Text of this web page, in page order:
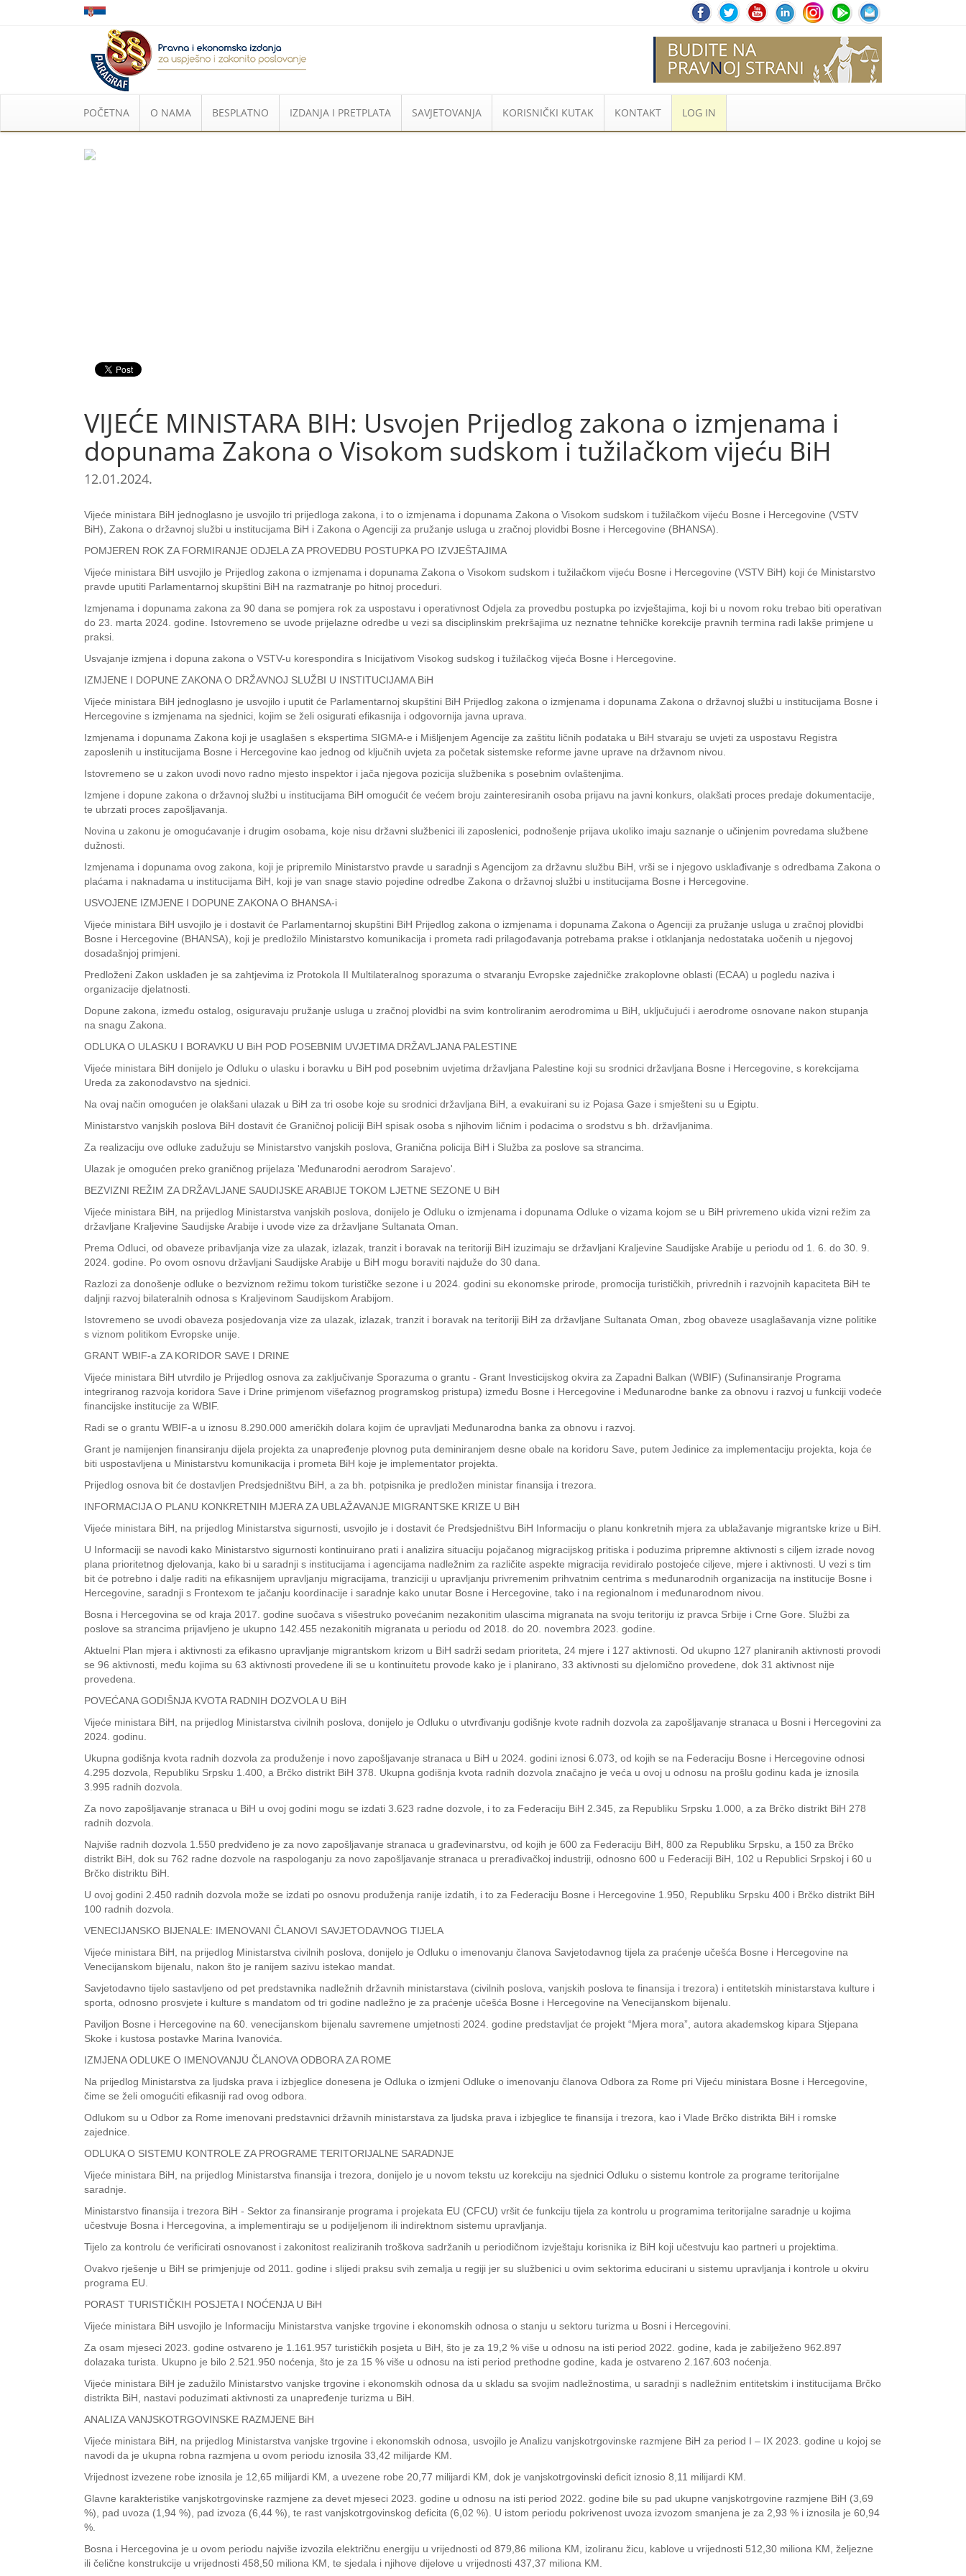
POČETNA O NAMA BESPLATNO IZDANJA I PRETPLATA SAVJETOVANJA KORISNIČKI KUTAK KONTAKT LOG IN
VIJEĆE MINISTARA BIH: Usvojen Prijedlog zakona o izmjenama i
dopunama Zakona o Visokom sudskom i tužilačkom vijeću BiH
12.01.2024.
Vijeće ministara BiH jednoglasno je usvojilo tri prijedloga zakona, i to o izmjenama i dopunama Zakona o Visokom sudskom i tužilačkom vijeću Bosne i Hercegovine (VSTV
BiH), Zakona o državnoj službi u institucijama BiH i Zakona o Agenciji za pružanje usluga u zračnoj plovidbi Bosne i Hercegovine (BHANSA).
POMJEREN ROK ZA FORMIRANJE ODJELA ZA PROVEDBU POSTUPKA РО IZVJEŠTAJIMA
Vijeće ministara BiH usvojilo je Prijedlog zakona o izmjenama i dopunama Zakona o Visokom sudskom i tužilačkom vijeću Bosne i Hercegovine (VSTV BiH) koji će Ministarstvo
pravde uputiti Parlamentarnoj skupštini BiH na razmatranje po hitnoj proceduri.
Izmjenama i dopunama zakona za 90 dana se pomjera rok za uspostavu i operativnost Odjela za provedbu postupka ро izvještajima, koji bi u novom roku trebao biti operativan
do 23. marta 2024. godine. Istovremeno se uvode prijelazne odredbe u vezi sa disciplinskim prekršajima uz neznatne tehničke korekcije pravnih termina radi lakše primjene u
praksi.
Usvajanje izmjena i dopuna zakona o VSTV-u korespondira s Inicijativom Visokog sudskog i tužilačkog vijeća Bosne i Hercegovine.
IZMJENE I DOPUNE ZAKONA O DRŽAVNOJ SLUŽBI U INSTITUCIJAMA BiH
Vijeće ministara BiH jednoglasno je usvojilo i uputit će Parlamentarnoj skupštini BiH Prijedlog zakona o izmjenama i dopunama Zakona o državnoj službi u institucijama Bosne i
Hercegovine s izmjenama na sjednici, kojim se želi osigurati efikasnija i odgovornija javna uprava.
Izmjenama i dopunama Zakona koji je usaglašen s ekspertima SIGMA-e i Mišljenjem Agencije za zaštitu ličnih podataka u BiH stvaraju se uvjeti za uspostavu Registra
zaposlenih u institucijama Bosne i Hercegovine kao jednog od ključnih uvjeta za početak sistemske reforme javne uprave na državnom nivou.
Istovremeno se u zakon uvodi novo radno mjesto inspektor i jača njegova pozicija službenika s posebnim ovlaštenjima.
Izmjene i dopune zakona o državnoj službi u institucijama BiH omogućit će većem broju zainteresiranih osoba prijavu na javni konkurs, olakšati proces predaje dokumentacije,
te ubrzati proces zapošljavanja.
Novina u zakonu je omogućavanje i drugim osobama, koje nisu državni službenici ili zaposlenici, podnošenje prijava ukoliko imaju saznanje о učinjenim povredama službene
dužnosti.
Izmjenama i dopunama ovog zakona, koji je pripremilo Ministarstvo pravde u saradnji s Agencijom za državnu službu BiH, vrši se i njegovo usklađivanje s odredbama Zakona о
plaćama i naknadama u institucijama BiH, koji je van snage stavio pojedine odredbe Zakona o državnoj službi u institucijama Bosne i Hercegovine.
USVOJENE IZMJENE I DOPUNE ZAKONA O BHANSA-i
Vijeće ministara BiH usvojilo je i dostavit će Parlamentarnoj skupštini BiH Prijedlog zakona o izmjenama i dopunama Zakona o Agenciji za pružanje usluga u zračnoj plovidbi
Bosne i Hercegovine (BHANSA), koji je predložilo Ministarstvo komunikacija i prometa radi prilagođavanja potrebama prakse i otklanjanja nedostataka uočenih u njegovoj
dosadašnjoj primjeni.
Predloženi Zakon usklađen je sa zahtjevima iz Protokola II Multilateralnog sporazuma o stvaranju Evropske zajedničke zrakoplovne oblasti (ECAA) u pogledu naziva i
organizacije djelatnosti.
Dopune zakona, između ostalog, osiguravaju pružanje usluga u zračnoj plovidbi na svim kontroliranim aerodromima u BiH, uključujući i aerodrome osnovane nakon stupanja
na snagu Zakona.
ODLUKA O ULASKU I BORAVKU U BiH POD POSEBNIM UVJETIMA DRŽAVLJANA PALESTINE
Vijeće ministara BiH donijelo je Odluku o ulasku i boravku u BiH pod posebnim uvjetima državljana Palestine koji su srodnici državljana Bosne i Hercegovine, s korekcijama
Ureda za zakonodavstvo na sjednici.
Na ovaj način omogućen je olakšani ulazak u BiH za tri osobe koje su srodnici državljana BiH, a evakuirani su iz Pojasa Gaze i smješteni su u Egiptu.
Ministarstvo vanjskih poslova BiH dostavit će Graničnoj policiji BiH spisak osoba s njihovim ličnim i podacima o srodstvu s bh. državljanima.
Za realizaciju ove odluke zadužuju se Ministarstvo vanjskih poslova, Granična policija BiH i Služba za poslove sa strancima.
Ulazak je omogućen preko graničnog prijelaza 'Međunarodni aerodrom Sarajevo'.
BEZVIZNI REŽIM ZA DRŽAVLJANE SAUDIJSKE ARABIJE TOKOM LJETNE SEZONE U BiH
Vijeće ministara BiH, na prijedlog Ministarstva vanjskih poslova, donijelo je Odluku o izmjenama i dopunama Odluke o vizama kojom se u BiH privremeno ukida vizni režim za
državljane Kraljevine Saudijske Arabije i uvode vize za državljane Sultanata Oman.
Prema Odluci, od obaveze pribavljanja vize za ulazak, izlazak, tranzit i boravak nа teritoriji BiH izuzimaju se državljani Kraljevine Saudijske Arabije u periodu od 1. 6. do 30. 9.
2024. godine. Po ovom osnovu državljani Saudijske Arabije u BiH mogu boraviti najduže do 30 dana.
Razlozi za donošenje odluke o bezviznom režimu tokom turističke sezone i u 2024. godini su ekonomske prirode, promocija turističkih, privrednih i razvojnih kapaciteta BiH te
daljnji razvoj bilateralnih odnosa s Kraljevinom Saudijskom Arabijom.
Istovremeno se uvodi obaveza posjedovanja vize zа ulazak, izlazak, tranzit i boravak na teritoriji BiH za državljane Sultanata Oman, zbog obaveze usaglašavanja vizne politike
s viznom politikom Evropske unije.
GRANT WBIF-a ZA KORIDOR SAVE I DRINE
Vijeće ministara BiH utvrdilo je Prijedlog osnova za zaključivanje Sporazuma o grantu - Grant Investicijskog okvira za Zapadni Balkan (WBIF) (Sufinansiranje Programa
integriranog razvoja koridora Save i Drine primjenom višefaznog programskog pristupa) između Bosne i Hercegovine i Međunarodne banke za obnovu i razvoj u funkciji vodeće
financijske institucije za WBIF.
Radi se o grantu WBIF-a u iznosu 8.290.000 američkih dolara kojim ćе upravljati Međunarodna banka za obnovu i razvoj.
Grant je namijenjen finansiranju dijela projekta za unapređenje plovnog puta deminiranjem desne obale na koridoru Save, putem Jedinice za implementaciju projekta, koja će
biti uspostavljena u Ministarstvu komunikacija i prometa BiH koje je implementator projekta.
Prijedlog osnova bit će dostavljen Predsjedništvu BiH, a za bh. potpisnika je predložen ministar finansija i trezora.
INFORMACIJA O PLANU KONKRETNIH MJERA ZA UBLAŽAVANJE MIGRANTSKE KRIZE U BiH
Vijeće ministara BiH, na prijedlog Ministarstva sigurnosti, usvojilo je i dostavit će Predsjedništvu BiH Informaciju o planu konkretnih mjera za ublažavanje migrantske krize u BiH.
U Informaciji se navodi kako Ministarstvo sigurnosti kontinuirano prati i analizira situaciju pojačanog migracijskog pritiska i poduzima pripremne aktivnosti s ciljem izrade novog
plana prioritetnog djelovanja, kako bi u saradnji s institucijama i agencijama nadležnim za različite aspekte migracija revidiralo postojeće ciljeve, mjere i aktivnosti. U vezi s tim
bit ćе potrebno i dalje raditi na efikasnijem upravljanju migracijama, tranziciji u upravljanju privremenim prihvatnim centrima s međunarodnih organizacija na institucije Bosne i
Hercegovine, saradnji s Frontexom te jačanju koordinacije i saradnje kako unutar Bosne i Hercegovine, tako i na regionalnom i međunarodnom nivou.
Bosna i Hercegovina se od kraja 2017. godine suočava s višestruko povećanim nezakonitim ulascima migranata na svoju teritoriju iz pravca Srbije i Crne Gore. Službi za
poslove sa strancima prijavljeno je ukupno 142.455 nezakonitih migranata u periodu od 2018. do 20. novembra 2023. godine.
Aktuelni Plan mjera i aktivnosti za efikasno upravljanje migrantskom krizom u BiH sadrži sedam prioriteta, 24 mjere i 127 aktivnosti. Od ukupno 127 planiranih aktivnosti provodi
se 96 aktivnosti, među kojima su 63 aktivnosti provedene ili se u kontinuitetu provode kako je i planirano, 33 aktivnosti su djelomično provedene, dok 31 aktivnost nije
provedena.
POVEĆANA GODIŠNJA KVOTA RADNIH DOZVOLA U BiH
Vijeće ministara BiH, na prijedlog Ministarstva civilnih poslova, donijelo je Odluku o utvrđivanju godišnje kvote radnih dozvola za zapošljavanje stranaca u Bosni i Hercegovini za
2024. godinu.
Ukupna godišnja kvota radnih dozvola za produženje i novo zapošljavanje stranaca u BiH u 2024. godini iznosi 6.073, od kojih se na Federaciju Bosne i Hercegovine odnosi
4.295 dozvola, Republiku Srpsku 1.400, a Brčko distrikt BiH 378. Ukupna godišnja kvota radnih dozvola značajno je veća u ovoj u odnosu na prošlu godinu kada je iznosila
3.995 radnih dozvola.
Za novo zapošljavanje stranaca u BiH u ovoj godini mogu se izdati 3.623 radne dozvole, i to za Federaciju BiH 2.345, za Republiku Srpsku 1.000, a za Brčko distrikt BiH 278
radnih dozvola.
Najviše radnih dozvola 1.550 predviđeno je za novo zapošljavanje stranaca u građevinarstvu, od kojih je 600 za Federaciju BiH, 800 za Republiku Srpsku, a 150 za Brčko
distrikt BiH, dok su 762 radne dozvole na raspologanju za novo zapošljavanje stranaca u prerađivačkoj industriji, odnosno 600 u Federaciji BiH, 102 u Republici Srpskoj i 60 u
Brčko distriktu BiH.
U ovoj godini 2.450 radnih dozvola može se izdati po osnovu produženja ranije izdatih, i to za Federaciju Bosne i Hercegovine 1.950, Republiku Srpsku 400 i Brčko distrikt BiH
100 radnih dozvola.
VENECIJANSKO BIJENALE: IMENOVANI ČLANOVI SAVJETODAVNOG TIJELA
Vijeće ministara BiH, na prijedlog Ministarstva civilnih poslova, donijelo je Odluku o imenovanju članova Savjetodavnog tijela za praćenje učešća Bosne i Hercegovine na
Venecijanskom bijenalu, nakon što je ranijem sazivu istekao mandat.
Savjetodavno tijelo sastavljeno od pet predstavnika nadležnih državnih ministarstava (civilnih poslova, vanjskih poslova te finansija i trezora) i entitetskih ministarstava kulture i
sporta, odnosno prosvjete i kulture s mandatom od tri godine nadležno je za praćenje učešća Bosne i Hercegovine na Venecijanskom bijenalu.
Paviljon Bosne i Hercegovine na 60. venecijanskom bijenalu savremene umjetnosti 2024. godine predstavljat će projekt “Mjera mora”, autora akademskog kipara Stjepana
Skoke i kustosa postavke Marina Ivanovića.
IZMJENA ODLUKE O IMENOVANJU ČLANOVA ODBORA ZA ROME
Na prijedlog Ministarstva za ljudska prava i izbjeglice donesena je Odluka o izmjeni Odluke o imenovanju članova Odbora za Rome pri Vijeću ministara Bosne i Hercegovine,
čime se želi omogućiti efikasniji rad ovog odbora.
Odlukom su u Odbor za Rome imenovani predstavnici državnih ministarstava za ljudska prava i izbjeglice te finansija i trezora, kao i Vlade Brčko distrikta BiH i romske
zajednice.
ODLUKA O SISTEMU KONTROLE ZA PROGRAME TERITORIJALNE SARADNJE
Vijeće ministara BiH, na prijedlog Ministarstva finansija i trezora, donijelo je u novom tekstu uz korekciju na sjednici Odluku o sistemu kontrole za programe teritorijalne
saradnje.
Ministarstvo finansija i trezora BiH - Sektor za finansiranje programa i projekata EU (CFCU) vršit će funkciju tijela za kontrolu u programima teritorijalne saradnje u kojima
učestvuje Bosna i Hercegovina, a implementiraju se u podijeljenom ili indirektnom sistemu upravljanja.
Tijelo za kontrolu će verificirati osnovanost i zakonitost realiziranih troškova sadržanih u periodičnom izvještaju korisnika iz BiH koji učestvuju kao partneri u projektima.
Ovakvo rješenje u BiH se primjenjuje od 2011. godine i slijedi praksu svih zemalja u regiji jer su službenici u ovim sektorima educirani u sistemu upravljanja i kontrole u okviru
programa EU.
PORAST TURISTIČKIH POSJETA I NOĆENJA U BiH
Vijeće ministara BiH usvojilo je Informaciju Ministarstva vanjske trgovine i ekonomskih odnosa o stanju u sektoru turizma u Bosni i Hercegovini.
Za osam mjeseci 2023. godine ostvareno je 1.161.957 turističkih posjeta u BiH, što je za 19,2 % više u odnosu na isti period 2022. godine, kada je zabilježeno 962.897
dolazaka turista. Ukupno je bilo 2.521.950 noćenja, što je za 15 % više u odnosu na isti period prethodne godine, kada je ostvareno 2.167.603 noćenja.
Vijeće ministara BiH je zadužilo Ministarstvo vanjske trgovine i ekonomskih odnosa da u skladu sa svojim nadležnostima, u saradnji s nadležnim entitetskim i institucijama Brčko
distrikta BiH, nastavi poduzimati aktivnosti za unapređenje turizma u BiH.
ANALIZA VANJSKOTRGOVINSKE RAZMJENE BiH
Vijeće ministara BiH, na prijedlog Ministarstva vanjske trgovine i ekonomskih odnosa, usvojilo je Analizu vanjskotrgovinske razmjene BiH za period I – IX 2023. godine u kojoj se
navodi da je ukupna robna razmjena u ovom periodu iznosila 33,42 milijarde KM.
Vrijednost izvezene robe iznosila je 12,65 milijardi KM, a uvezene robe 20,77 milijardi KM, dok je vanjskotrgovinski deficit iznosio 8,11 milijardi KM.
Glavne karakteristike vanjskotrgovinske razmjene za devet mjeseci 2023. godine u odnosu na isti period 2022. godine bile su pad ukupne vanjskotrgovine razmjene BiH (3,69
%), pad uvoza (1,94 %), pad izvoza (6,44 %), te rast vanjskotrgovinskog deficita (6,02 %). U istom periodu pokrivenost uvoza izvozom smanjena je za 2,93 % i iznosila je 60,94
%.
Bosna i Hercegovina je u ovom periodu najviše izvozila električnu energiju u vrijednosti od 879,86 miliona KM, izoliranu žicu, kablove u vrijednosti 512,30 miliona KM, željezne
ili čelične konstrukcije u vrijednosti 458,50 miliona KM, te sjedala i njihove dijelove u vrijednosti 437,37 miliona KM.